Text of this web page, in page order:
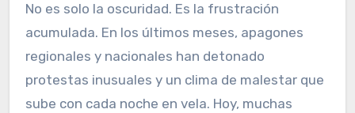
No es solo la oscuridad. Es la frustración
acumulada. En los últimos meses, apagones
regionales y nacionales han detonado
protestas inusuales y un clima de malestar que
sube con cada noche en vela. Hoy, muchas